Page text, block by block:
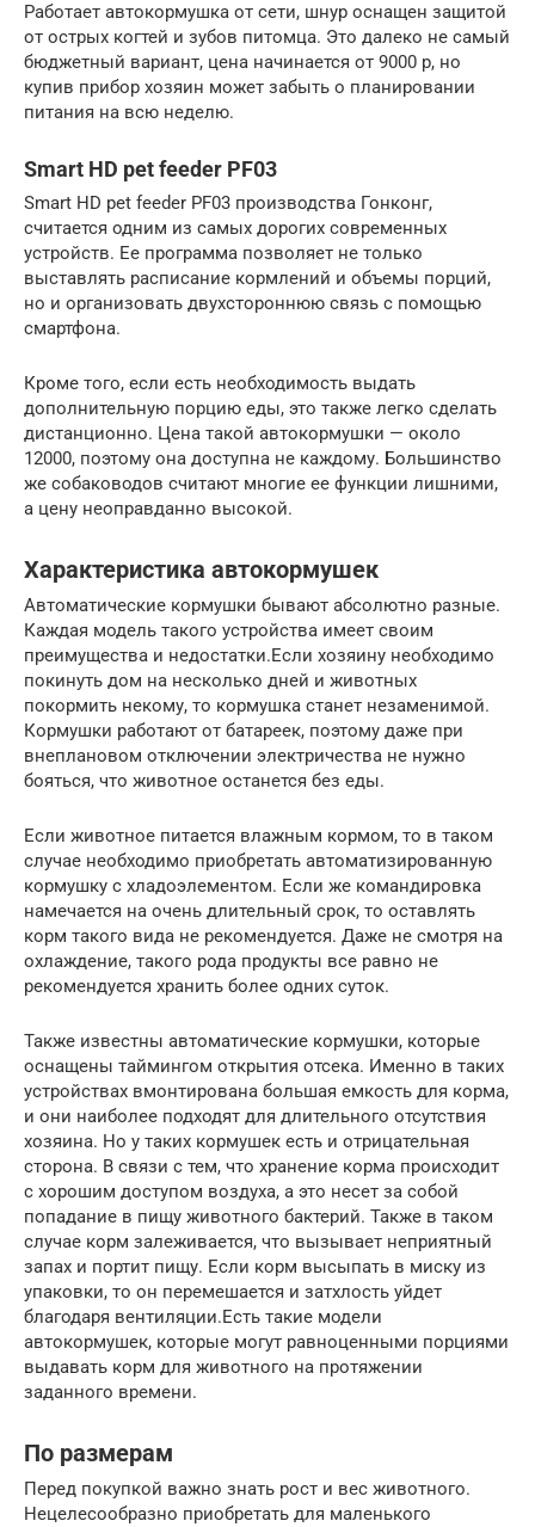
Работает автокормушка от сети, шнур оснащен защитой
от острых когтей и зубов питомца. Это далеко не самый
бюджетный вариант, цена начинается от 9000 р, но
купив прибор хозяин может забыть о планировании
питания на всю неделю.
Smart HD pet feeder PF03
Smart HD pet feeder PF03 производства Гонконг,
считается одним из самых дорогих современных
устройств. Ее программа позволяет не только
выставлять расписание кормлений и объемы порций,
но и организовать двухстороннюю связь с помощью
смартфона.
Кроме того, если есть необходимость выдать
дополнительную порцию еды, это также легко сделать
дистанционно. Цена такой автокормушки — около
12000, поэтому она доступна не каждому. Большинство
же собаководов считают многие ее функции лишними,
а цену неоправданно высокой.
Характеристика автокормушек
Автоматические кормушки бывают абсолютно разные.
Каждая модель такого устройства имеет своим
преимущества и недостатки.Если хозяину необходимо
покинуть дом на несколько дней и животных
покормить некому, то кормушка станет незаменимой.
Кормушки работают от батареек, поэтому даже при
внеплановом отключении электричества не нужно
бояться, что животное останется без еды.
Если животное питается влажным кормом, то в таком
случае необходимо приобретать автоматизированную
кормушку с хладоэлементом. Если же командировка
намечается на очень длительный срок, то оставлять
корм такого вида не рекомендуется. Даже не смотря на
охлаждение, такого рода продукты все равно не
рекомендуется хранить более одних суток.
Также известны автоматические кормушки, которые
оснащены таймингом открытия отсека. Именно в таких
устройствах вмонтирована большая емкость для корма,
и они наиболее подходят для длительного отсутствия
хозяина. Но у таких кормушек есть и отрицательная
сторона. В связи с тем, что хранение корма происходит
с хорошим доступом воздуха, а это несет за собой
попадание в пищу животного бактерий. Также в таком
случае корм залеживается, что вызывает неприятный
запах и портит пищу. Если корм высыпать в миску из
упаковки, то он перемешается и затхлость уйдет
благодаря вентиляции.Есть такие модели
автокормушек, которые могут равноценными порциями
выдавать корм для животного на протяжении
заданного времени.
По размерам
Перед покупкой важно знать рост и вес животного.
Нецелесообразно приобретать для маленького